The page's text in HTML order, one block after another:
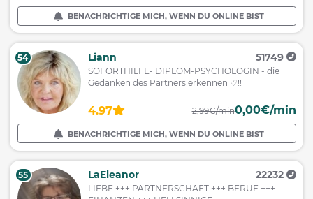
BENACHRICHTIGE MICH, WENN DU ONLINE BIST
54 Liann 51749
SOFORTHILFE- DIPLOM-PSYCHOLOGIN - die
Gedanken des Partners erkennen ♡!!
4.97 2,99€/min0,00€/min
BENACHRICHTIGE MICH, WENN DU ONLINE BIST
55 LaEleanor 22232
LIEBE +++ PARTNERSCHAFT +++ BERUF +++